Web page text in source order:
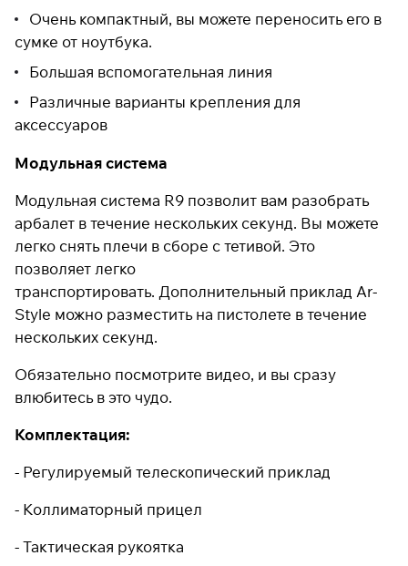
Очень компактный, вы можете переносить его в
сумке от ноутбука.
Большая вспомогательная линия
Различные варианты крепления для
аксессуаров
Модульная система
Модульная система R9 позволит вам разобрать
арбалет в течение нескольких секунд. Вы можете
легко снять плечи в сборе с тетивой. Это
позволяет легко
транспортировать. Дополнительный приклад Ar-
Style можно разместить на пистолете в течение
нескольких секунд.
Обязательно посмотрите видео, и вы сразу
влюбитесь в это чудо.
Комплектация:
- Регулируемый телескопический приклад
- Коллиматорный прицел
- Тактическая рукоятка